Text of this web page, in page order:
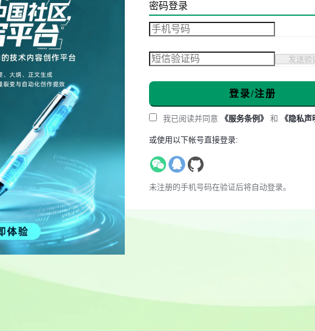
密码登录
发送验
登录/注册
我已阅读并同意 《服务条例》 和 《隐私声
或使用以下帐号直接登录:
未注册的手机号码在验证后将自动登录。